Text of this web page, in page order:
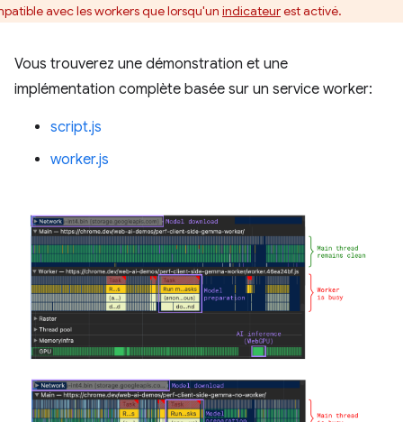
avec les workers que lorsqu'un indicateurest activé.
Vous trouverez une démonstration et une
implémentation complète basée sur un service worker:
script.js
worker.js